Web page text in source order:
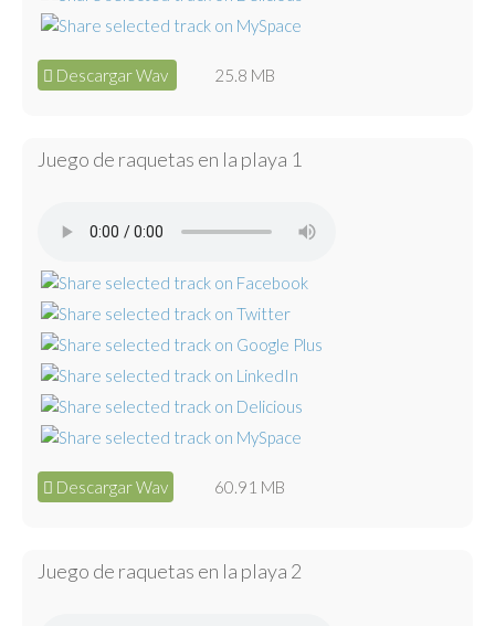
Descargar Wav 25.8 MB
Juego de raquetas en la playa 1
Descargar Wav 60.91 MB
Juego de raquetas en la playa 2